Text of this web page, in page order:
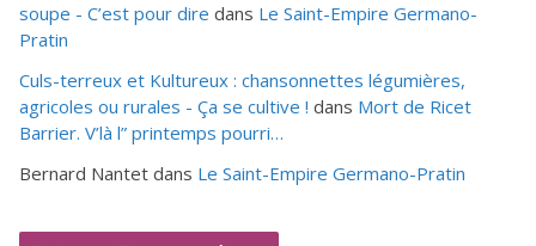
soupe - C’est pour dire dans Le Saint-Empire Germano-
Pratin
Culs-terreux et Kultureux : chansonnettes légumières,
agricoles ou rurales - Ça se cultive ! dans Mort de Ricet
Barrier. V’là l” printemps pourri…
Bernard Nantet dans Le Saint-Empire Germano-Pratin